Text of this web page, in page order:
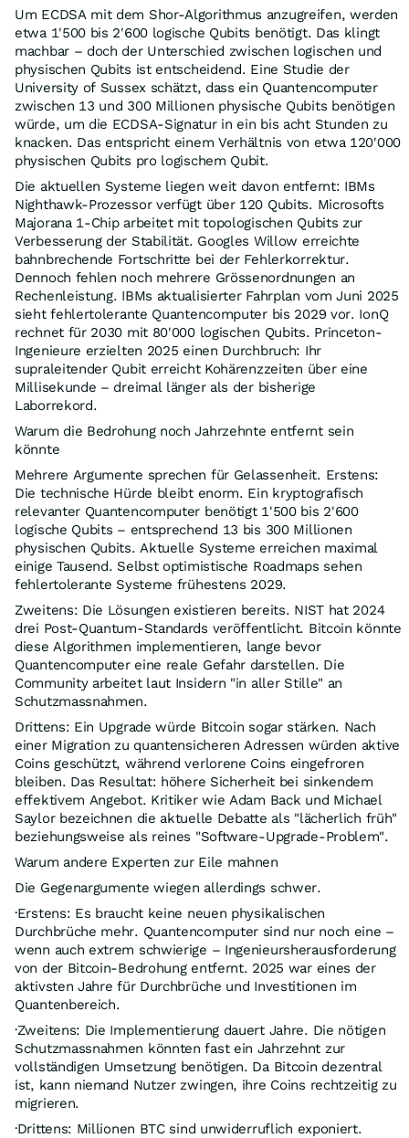
Um ECDSA mit dem Shor-Algorithmus anzugreifen, werden
etwa 1'500 bis 2'600 logische Qubits benötigt. Das klingt
machbar – doch der Unterschied zwischen logischen und
physischen Qubits ist entscheidend. Eine Studie der
University of Sussex schätzt, dass ein Quantencomputer
zwischen 13 und 300 Millionen physische Qubits benötigen
würde, um die ECDSA-Signatur in ein bis acht Stunden zu
knacken. Das entspricht einem Verhältnis von etwa 120'000
physischen Qubits pro logischem Qubit.
Die aktuellen Systeme liegen weit davon entfernt: IBMs
Nighthawk-Prozessor verfügt über 120 Qubits. Microsofts
Majorana 1-Chip arbeitet mit topologischen Qubits zur
Verbesserung der Stabilität. Googles Willow erreichte
bahnbrechende Fortschritte bei der Fehlerkorrektur.
Dennoch fehlen noch mehrere Grössenordnungen an
Rechenleistung. IBMs aktualisierter Fahrplan vom Juni 2025
sieht fehlertolerante Quantencomputer bis 2029 vor. IonQ
rechnet für 2030 mit 80'000 logischen Qubits. Princeton-
Ingenieure erzielten 2025 einen Durchbruch: Ihr
supraleitender Qubit erreicht Kohärenzzeiten über eine
Millisekunde – dreimal länger als der bisherige
Laborrekord.
Warum die Bedrohung noch Jahrzehnte entfernt sein
könnte
Mehrere Argumente sprechen für Gelassenheit. Erstens:
Die technische Hürde bleibt enorm. Ein kryptografisch
relevanter Quantencomputer benötigt 1'500 bis 2'600
logische Qubits – entsprechend 13 bis 300 Millionen
physischen Qubits. Aktuelle Systeme erreichen maximal
einige Tausend. Selbst optimistische Roadmaps sehen
fehlertolerante Systeme frühestens 2029.
Zweitens: Die Lösungen existieren bereits. NIST hat 2024
drei Post-Quantum-Standards veröffentlicht. Bitcoin könnte
diese Algorithmen implementieren, lange bevor
Quantencomputer eine reale Gefahr darstellen. Die
Community arbeitet laut Insidern "in aller Stille" an
Schutzmassnahmen.
Drittens: Ein Upgrade würde Bitcoin sogar stärken. Nach
einer Migration zu quantensicheren Adressen würden aktive
Coins geschützt, während verlorene Coins eingefroren
bleiben. Das Resultat: höhere Sicherheit bei sinkendem
effektivem Angebot. Kritiker wie Adam Back und Michael
Saylor bezeichnen die aktuelle Debatte als "lächerlich früh"
beziehungsweise als reines "Software-Upgrade-Problem".
Warum andere Experten zur Eile mahnen
Die Gegenargumente wiegen allerdings schwer.
·Erstens: Es braucht keine neuen physikalischen
Durchbrüche mehr. Quantencomputer sind nur noch eine –
wenn auch extrem schwierige – Ingenieursherausforderung
von der Bitcoin-Bedrohung entfernt. 2025 war eines der
aktivsten Jahre für Durchbrüche und Investitionen im
Quantenbereich.
·Zweitens: Die Implementierung dauert Jahre. Die nötigen
Schutzmassnahmen könnten fast ein Jahrzehnt zur
vollständigen Umsetzung benötigen. Da Bitcoin dezentral
ist, kann niemand Nutzer zwingen, ihre Coins rechtzeitig zu
migrieren.
·Drittens: Millionen BTC sind unwiderruflich exponiert.